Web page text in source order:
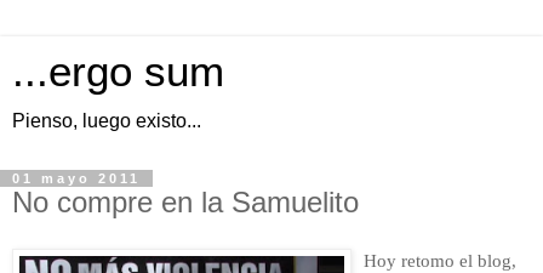
...ergo sum
Pienso, luego existo...
01 mayo 2011
No compre en la Samuelito
Hoy retomo el blog,